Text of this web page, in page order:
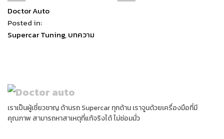
Doctor Auto
Posted in:
Supercar Tuning,บทความ
เราเป็นผู้เชี่ยวชาญ ด้านรถ Supercar ทุกด้าน เราจูนด้วยเครื่องมือที่มี
คุณภาพ สามารถหาสาเหตุที่แท้จริงได้ ไม่ซ่อมมั่ว